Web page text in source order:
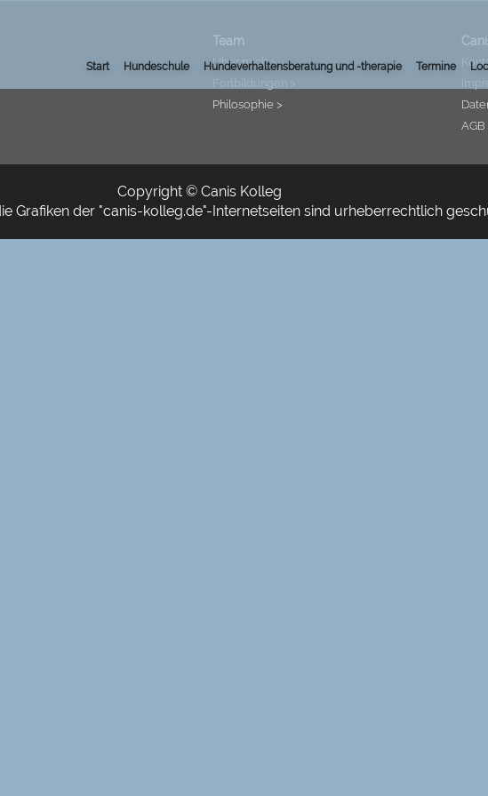
Start(current)
Hundeschule(current)
Hundeverhaltensberatung und -therapie(current)
Termine
Team
Über mich >
Fortbildungen >
Philosophie >
AGB
Copyright © Canis Kolleg
Grafiken der "canis-kolleg.de"-Internetseiten sind urheberrechtlich